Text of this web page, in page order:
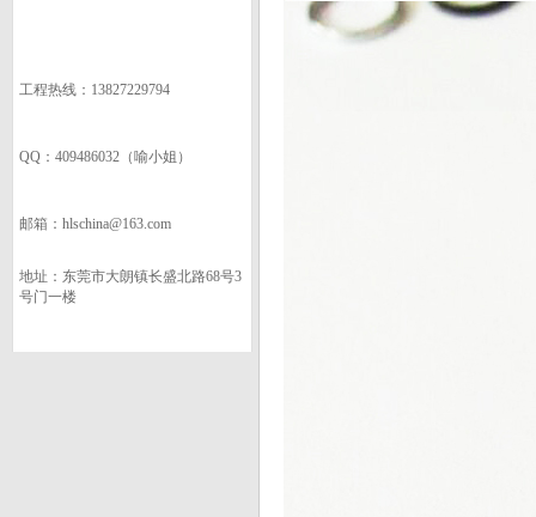
工程热线：13827229794
QQ：409486032（喻小姐）
邮箱：hlschina@163.com
地址：东莞市大朗镇长盛北路68号3
号门一楼